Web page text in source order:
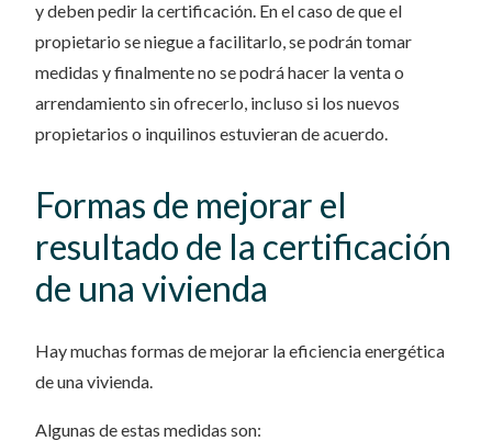
y deben pedir la certificación. En el caso de que el
propietario se niegue a facilitarlo, se podrán tomar
medidas y finalmente no se podrá hacer la venta o
arrendamiento sin ofrecerlo, incluso si los nuevos
propietarios o inquilinos estuvieran de acuerdo.
Formas de mejorar el
resultado de la certificación
de una vivienda
Hay muchas formas de mejorar la eficiencia energética
de una vivienda.
Algunas de estas medidas son: